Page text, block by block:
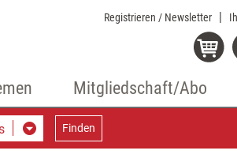
Registrieren / Newsletter
Mitgliedschaft/Abo
Finden